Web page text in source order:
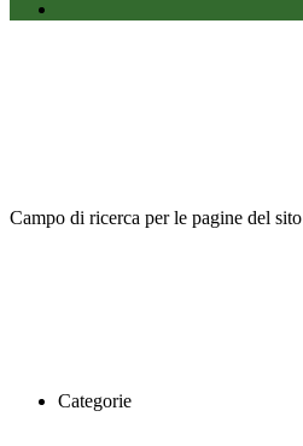
Campo di ricerca per le pagine del sito
Categorie